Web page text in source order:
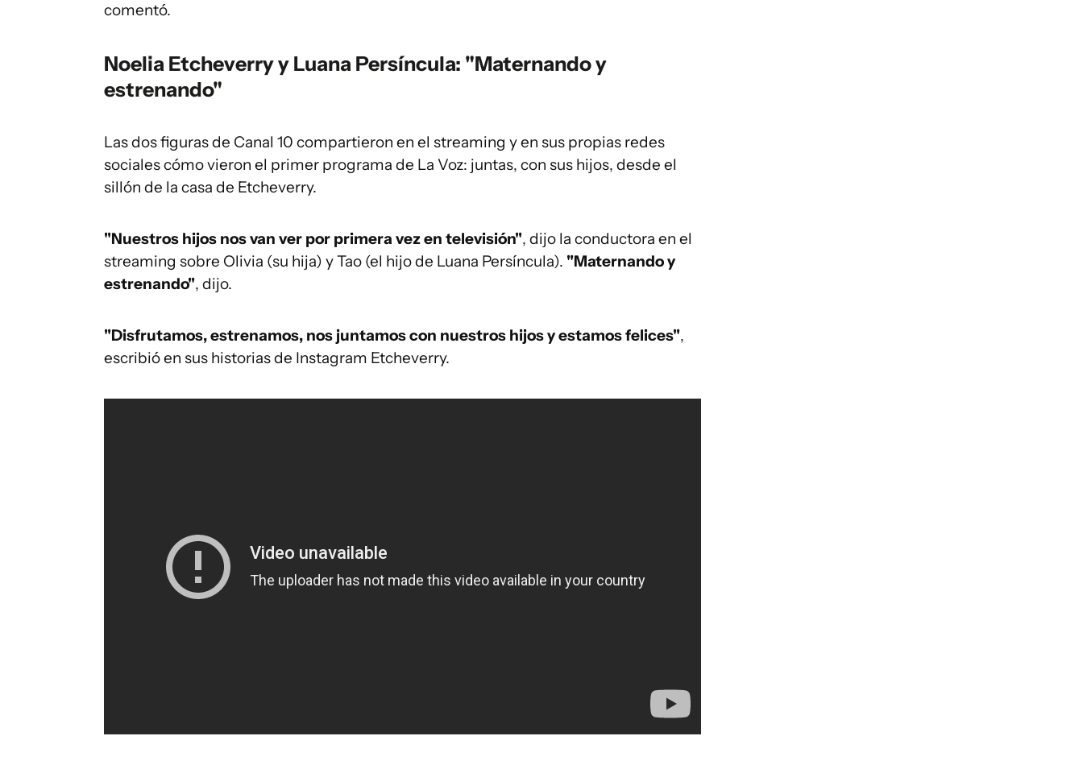
comentó.
Noelia Etcheverry y Luana Persíncula: "Maternando y
estrenando"
Las dos figuras de Canal 10 compartieron en el streaming y en sus propias redes
sociales cómo vieron el primer programa de La Voz: juntas, con sus hijos, desde el
sillón de la casa de Etcheverry.
"Nuestros hijos nos van ver por primera vez en televisión", dijo la conductora en el
streaming sobre Olivia (su hija) y Tao (el hijo de Luana Persíncula). "Maternando y
estrenando", dijo.
"Disfrutamos, estrenamos, nos juntamos con nuestros hijos y estamos felices",
escribió en sus historias de Instagram Etcheverry.